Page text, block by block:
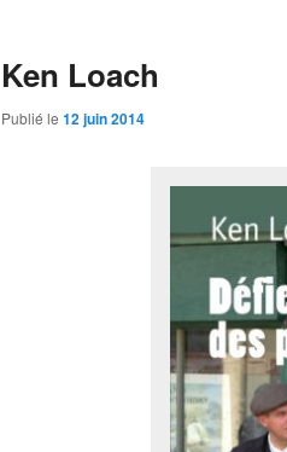
Ken Loach
Publié le 12 juin 2014